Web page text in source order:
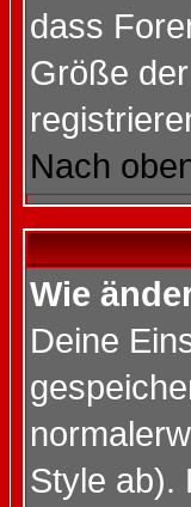
dass
Größe
Nach
Wie
Deine
Style ab).